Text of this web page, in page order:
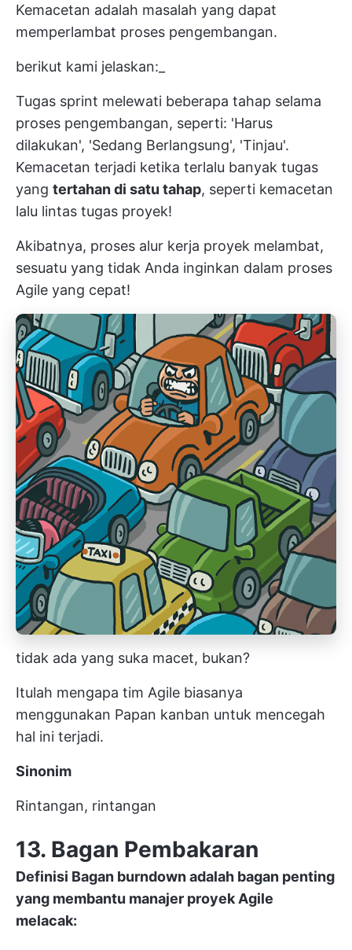
Kemacetan adalah masalah yang dapat
memperlambat proses pengembangan.
berikut kami jelaskan:_
Tugas sprint melewati beberapa tahap selama
proses pengembangan, seperti: 'Harus
dilakukan', 'Sedang Berlangsung', 'Tinjau'.
Kemacetan terjadi ketika terlalu banyak tugas
yang tertahan di satu tahap, seperti kemacetan
lalu lintas tugas proyek!
Akibatnya, proses alur kerja proyek melambat,
sesuatu yang tidak Anda inginkan dalam proses
Agile yang cepat!
tidak ada yang suka macet, bukan?
Itulah mengapa tim Agile biasanya
menggunakan Papan kanban untuk mencegah
hal ini terjadi.
Sinonim
Rintangan, rintangan
13. Bagan Pembakaran
Definisi Bagan burndownadalah bagan penting
yang membantu manajer proyek Agile
melacak: